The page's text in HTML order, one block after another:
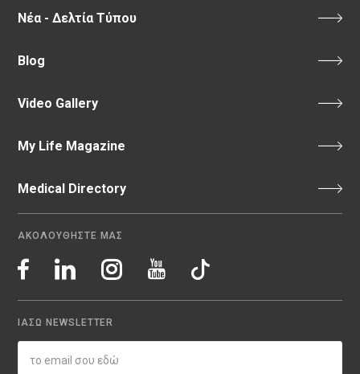
Νέα - Δελτία Τύπου
Blog
Video Gallery
My Life Magazine
Medical Directory
ΑΚΟΛΟΥΘΗΣΤΕ ΜΑΣ
ΙΑΣΩ NEWSLETTER